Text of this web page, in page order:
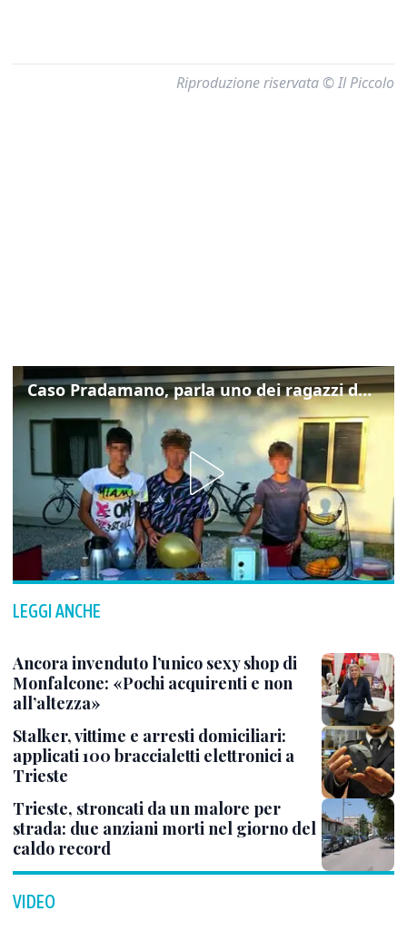
Riproduzione riservata © Il Piccolo
Caso Pradamano, parla uno dei ragazzi denunciati per la limonata: "Volevo anche aiutare i miei"
LEGGI ANCHE
Ancora invenduto l’unico sexy shop di
Monfalcone: «Pochi acquirenti e non
all’altezza»
Stalker, vittime e arresti domiciliari:
applicati 100 braccialetti elettronici a
Trieste
Trieste, stroncati da un malore per
strada: due anziani morti nel giorno del
caldo record
VIDEO